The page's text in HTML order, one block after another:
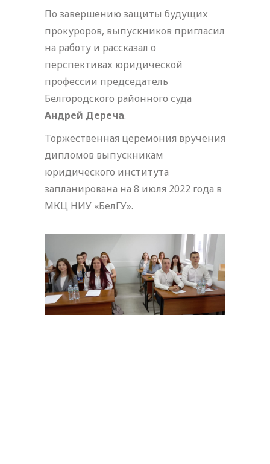
По завершению защиты будущих
прокуроров, выпускников пригласил
на работу и рассказал о
перспективах юридической
профессии председатель
Белгородского районного суда
Андрей Дереча.
Торжественная церемония вручения
дипломов выпускникам
юридического института
запланирована на 8 июля 2022 года в
МКЦ НИУ «БелГУ».